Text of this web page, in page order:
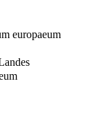
europaeum